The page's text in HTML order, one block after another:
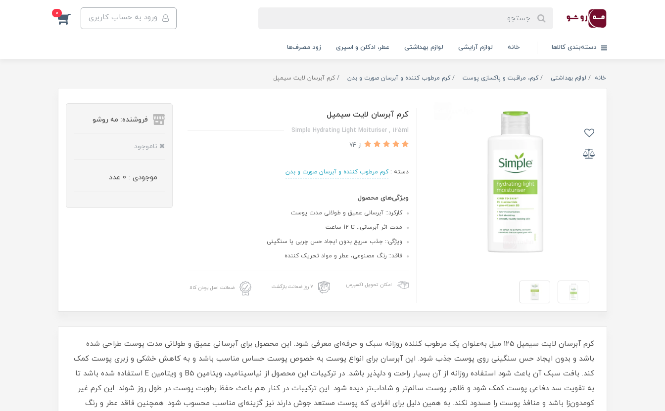
ورود به حساب کاربری 0
دسته‌بندی کالاها خانه لوازم آرایشی لوازم بهداشتی عطر، ادکلن و اسپری زود مصرف‌ها
خانه لوازم بهداشتی کرم، مراقبت و پاکسازی پوست کرم مرطوب کننده و آبرسان صورت و بدن کرم آبرسان لایت سیمپل
کرم آبرسان لایت سیمپل
Simple Hydrating Light Moituriser , 125ml
از 74
دسته :کرم مرطوب کننده و آبرسان صورت و بدن
ویژگی‌های محصول
کارکرد:: آبرسانی عمیق و طولانی‌ مدت پوست
مدت اثر آبرسانی:: تا 12 ساعت
ویژگی:: جذب سریع بدون ایجاد حس چربی یا سنگینی
فاقد:: رنگ مصنوعی، عطر و مواد تحریک‌ کننده
امکان تحویل اکسپرس ۷ روز ضمانت بازگشت ضمانت اصل بودن کالا
فروشنده: مه رو‌شو
ناموجود
موجودی : 0 عدد
کرم آبرسان لایت سیمپل 125 میل به‌عنوان یک مرطوب‌ کننده روزانه سبک و حرفه‌ای معرفی شود. این محصول برای آبرسانی عمیق و طولانی‌ مدت پوست طراحی شده
باشد و بدون ایجاد حس سنگینی روی پوست جذب شود. این آبرسان برای انواع پوست به‌ خصوص پوست حساس مناسب باشد و به کاهش خشکی و زبری پوست کمک
کند. بافت سبک آن باعث شود استفاده روزانه از آن بسیار راحت و دلپذیر باشد. در ترکیبات این محصول از نیاسینامید، ویتامین B5 و ویتامین E استفاده شده باشد تا
به تقویت سد دفاعی پوست کمک شود و ظاهر پوست سالم‌تر و شاداب‌تر دیده شود. این ترکیبات در کنار هم باعث حفظ رطوبت پوست در طول روز شوند. این کرم غیر
کومدون‌زا باشد و منافذ پوست را مسدود نکند. به همین دلیل برای افرادی که پوست مستعد جوش دارند نیز گزینه‌ای مناسب محسوب شود. همچنین فاقد عطر و رنگ